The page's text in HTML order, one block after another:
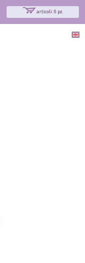
articoli: 0 pz.